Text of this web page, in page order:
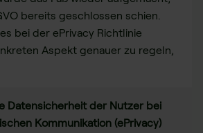
bereits geschlossen schien.
bei der ePrivacy Richtlinie
Aspekt genauer zu regeln,
Datensicherheit der Nutzer bei
Kommunikation (ePrivacy)